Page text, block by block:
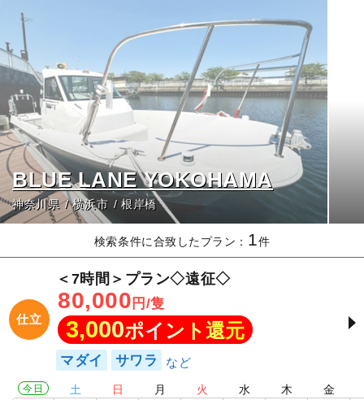
BLUE LANE YOKOHAMA
神奈川県 横浜市 根岸橋
検索条件に合致したプラン： 1件
仕立
＜7時間＞プラン◇遠征◇
80,000 円/隻
3,000ポイント還元
マダイ サワラ
今日 土 日 月 火 水 木 金